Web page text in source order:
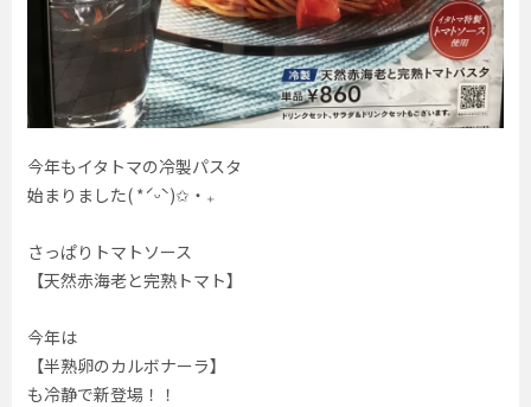
今年もイタトマの冷製パスタ
始まりました( *ˊᵕˋ)✩︎‧₊
さっぱりトマトソース
【天然赤海老と完熟トマト】
今年は
【半熟卵のカルボナーラ】
も冷静で新登場！！